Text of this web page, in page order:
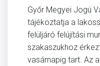
Győr Megyei Jogú
tájékoztatja a
felüljáró felújítási
szakaszukhoz
vasárnapig tart. Az